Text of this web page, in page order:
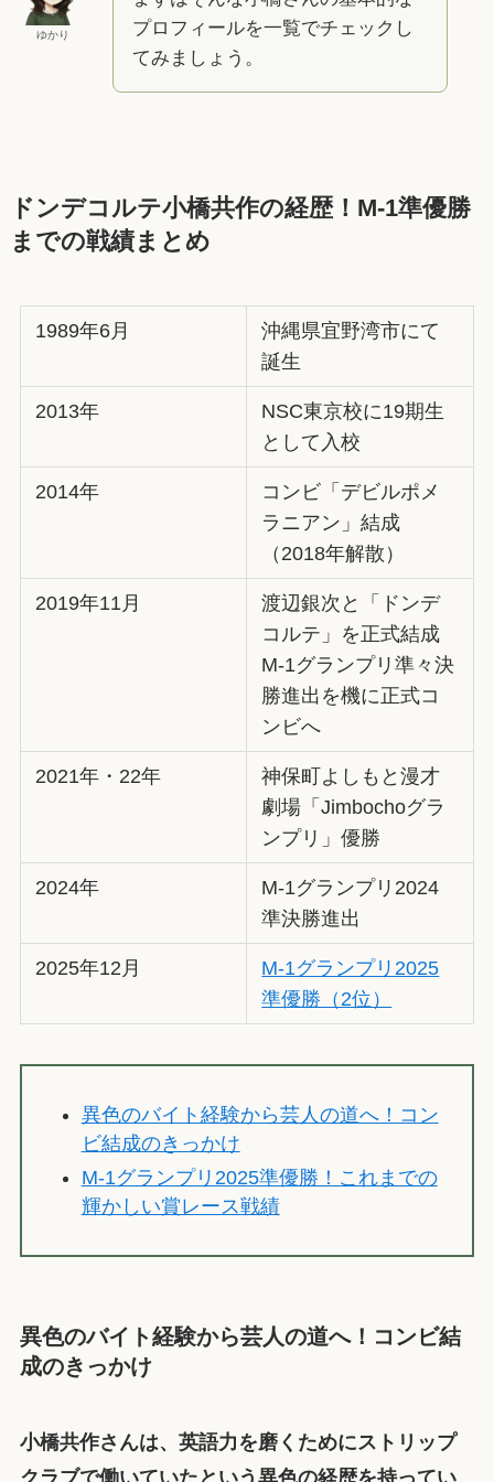
ゆかり
プロフィールを一覧でチェックし
てみましょう。
ドンデコルテ小橋共作の経歴！M-1準優勝
までの戦績まとめ
1989年6月
沖縄県宜野湾市にて
誕生
2013年
NSC東京校に19期生
として入校
2014年
コンビ「デビルポメ
ラニアン」結成
（2018年解散）
2019年11月
渡辺銀次と「ドンデ
コルテ」を正式結成
M-1グランプリ準々決
勝進出を機に正式コ
ンビへ
2021年・22年
神保町よしもと漫才
劇場「Jimbochoグラ
ンプリ」優勝
2024年
M-1グランプリ2024
準決勝進出
2025年12月
M-1グランプリ2025
準優勝（2位）
異色のバイト経験から芸人の道へ！コン
ビ結成のきっかけ
M-1グランプリ2025準優勝！これまでの
輝かしい賞レース戦績
異色のバイト経験から芸人の道へ！コンビ結
成のきっかけ
小橋共作さんは、英語力を磨くためにストリップ